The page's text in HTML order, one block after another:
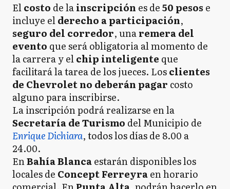
Elcosto de lainscripción es de50 pesos e
incluye elderecho a participación,
seguro del corredor, unaremera del
evento que será obligatoria al momento de
la carrera y elchip inteligente que
facilitará la tarea de los jueces. Losclientes
de Chevrolet no deberán pagar costo
alguno para inscribirse.
La inscripción podrá realizarse en la
Secretaría de Turismo del Municipio de
Enrique Dichiara, todos los días de 8.00 a
24.00.
EnBahía Blancaestarán disponibles los
locales de Concept Ferreyraen horario